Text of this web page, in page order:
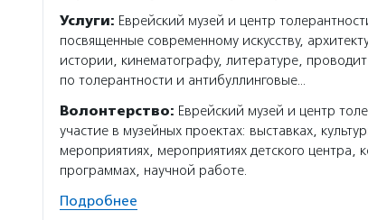
Услуги: Еврейский музей и центр
посвященные современному искусству,
истории, кинематографу, литературе,
по толерантности и антибуллинговые…
Волонтерство: Еврейский музей и центр
участие в музейных проектах: выставках,
мероприятиях, мероприятиях детского центра,
программах, научной работе.
Подробнее